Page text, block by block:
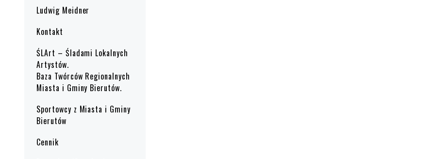
Ludwig Meidner
Kontakt
ŚLArt – Śladami Lokalnych
Artystów.
Baza Twórców Regionalnych
Miasta i Gminy Bierutów.
Sportowcy z Miasta i Gminy
Bierutów
Cennik